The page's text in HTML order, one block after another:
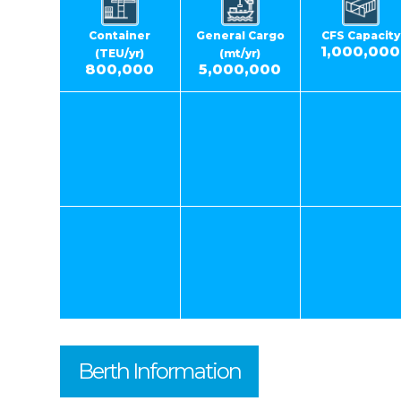
Container
(TEU/yr)
800,000
General Cargo
(mt/yr)
5,000,000
CFS Capacity
1,000,000
Berth Information